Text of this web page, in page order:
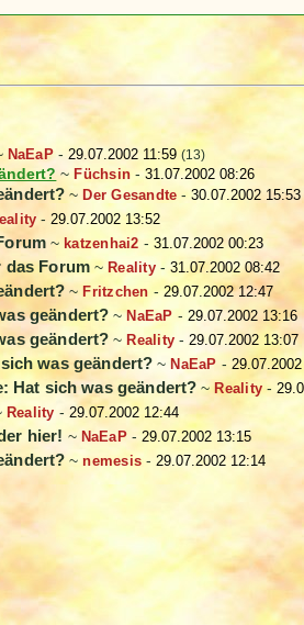
NaEaP- 29.07.2002 11:59 (13)
~ Füchsin -31.07.2002 08:26
~ Der Gesandte -30.07.2002 15:53
-29.07.2002 13:52
~ katzenhai2 - 31.07.2002 00:23
das Forum ~ Reality- 31.07.2002 08:42
~ Fritzchen -29.07.2002 12:47
geändert? ~NaEaP - 29.07.2002 13:16
geändert? ~ Reality -29.07.2002 13:07
was geändert? ~ NaEaP -
Hat sich was geändert? ~ Reality -
Reality - 29.07.2002 12:44
hier! ~ NaEaP- 29.07.2002 13:15
~nemesis-29.07.2002 12:14